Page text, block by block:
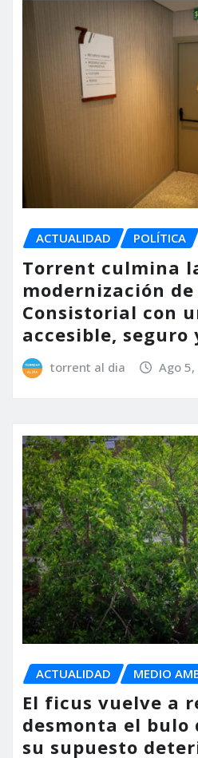
ACTUALIDAD POLÍTICA
Torrent culmina
modernización de
Consistorial con
accesible,
torrent al dia Ago
ACTUALIDAD MEDIO
El ficus vuelve a
desmonta el bulo
su supuesto